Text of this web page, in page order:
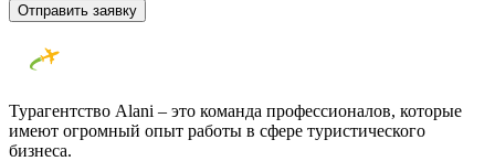
Отправить заявку
Турагентство Alani – это команда профессионалов, которые
имеют огромный опыт работы в сфере туристического
бизнеса.